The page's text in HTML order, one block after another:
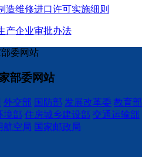
造维修进口许可实施细则
产企业审批办法
委网站
部委网站
外交部 国防部 发展改革委 教育部
境部 住房城乡建设部 交通运输部
航空局 国家邮政局